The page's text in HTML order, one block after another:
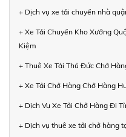
+ Dịch vụ xe tải chuyển nhà
+ Xe Tải Chuyển Kho Xưởng
Kiệm
+ Thuê Xe Tải Thủ Đức Chở
+ Xe Tải Chở Hàng Chở Hàng
+ Dịch Vụ Xe Tải Chở Hàng Đi
+ Dịch vụ thuê xe tải chở hàng